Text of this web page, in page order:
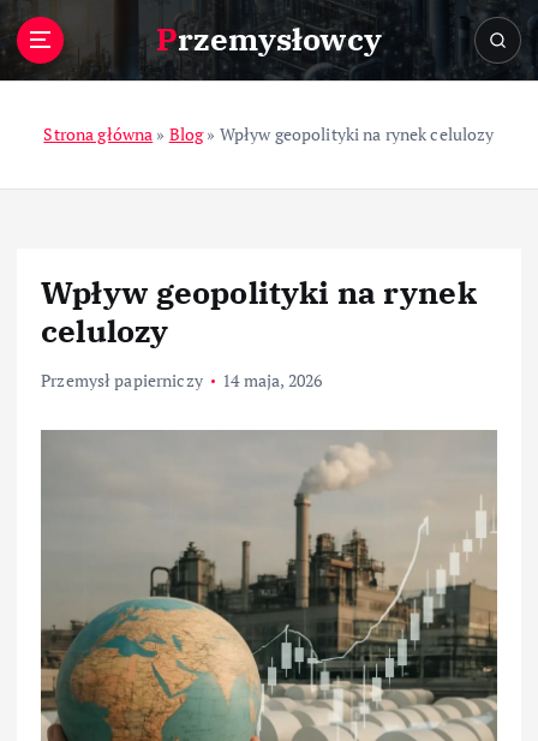
Przemysłowcy
Strona główna » Blog» Wpływ geopolityki na rynek celulozy
Wpływ geopolityki na rynek
celulozy
Przemysł papierniczy 14 maja, 2026